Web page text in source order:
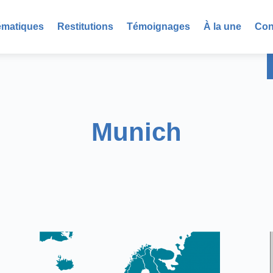
Restitutions Témoignages À la une
Munich